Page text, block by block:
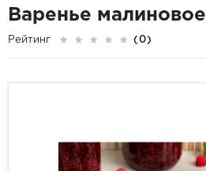
Варенье малиновое
Рейтинг (0)